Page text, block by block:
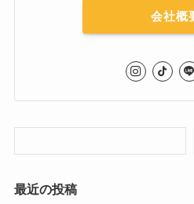
会社概
最近の投稿